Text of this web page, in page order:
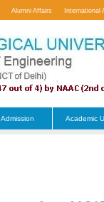
Alumni Affairs International
Admission Academic